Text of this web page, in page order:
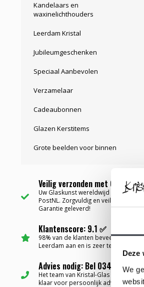
We
Kandelaars en
waxinelichthouders
Leerdam Kristal
Jubileumgeschenken
Speciaal Aanbevolen
Verzamelaar
Cadeaubonnen
Glazen Kerstitems
Grote beelden voor binnen
Veilig verzonden met Garantie
Uw Glaskunst wereldwijd bezorgd via
PostNL. Zorgvuldig en veilig verpakt
Garantie geleverd!
Klantenscore: 9.1 ✅
98% van de klanten beveelt Kristal-
Leerdam aan en is zeer tevreden....
Advies nodig: Bel 0345-
Het team van Kristal-Glas staat altijd
klaar voor persoonlijk advies...